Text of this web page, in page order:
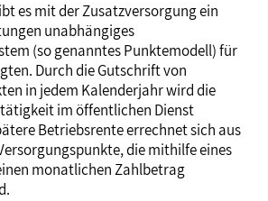
es mit der Zusatzversorgung ein
unabhängiges
(so genanntes Punktemodell) für
Durch die Gutschrift von
in jedem Kalenderjahr wird die
im öffentlichen Dienst
Betriebsrente errechnet sich aus
die mithilfe eines
monatlichen Zahlbetrag